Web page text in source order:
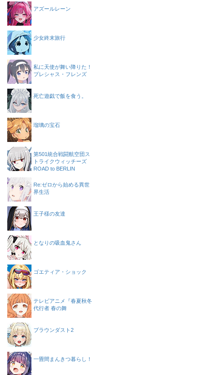
アズールレーン
少女終末旅行
私に天使が舞い降りた！
プレシャス・フレンズ
死亡遊戯で飯を食う。
瑠璃の宝石
第501統合戦闘航空団ス
トライクウィッチーズ
ROAD to BERLIN
Re:ゼロから始める異世
界生活
王子様の友達
となりの吸血鬼さん
ゴエティア・ショック
テレビアニメ『春夏秋冬
代行者 春の舞
ブラウンダスト2
一畳間まんきつ暮らし！